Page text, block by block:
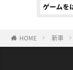
HOME 新車